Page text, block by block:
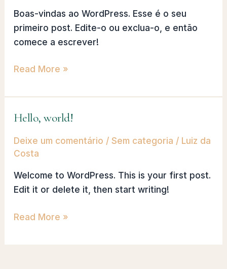
Boas-vindas ao WordPress. Esse é o seu
primeiro post. Edite-o ou exclua-o, e então
comece a escrever!
Read More »
Hello, world!
Deixe um comentário / Sem categoria / Luiz da
Costa
Welcome to WordPress. This is your first post.
Edit it or delete it, then start writing!
Hello,
Read More »